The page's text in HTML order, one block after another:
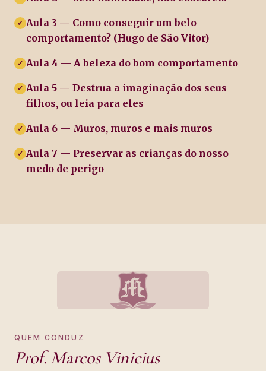
✓ Aula 3 — Como conseguir um belo
comportamento? (Hugo de São Vitor)
✓ Aula 4 — A beleza do bom comportamento
✓ Aula 5 — Destrua a imaginação dos seus
filhos, ou leia para eles
✓ Aula 6 — Muros, muros e mais muros
✓ Aula 7 — Preservar as crianças do nosso
medo de perigo
QUEM CONDUZ
Prof. Marcos Vinicius